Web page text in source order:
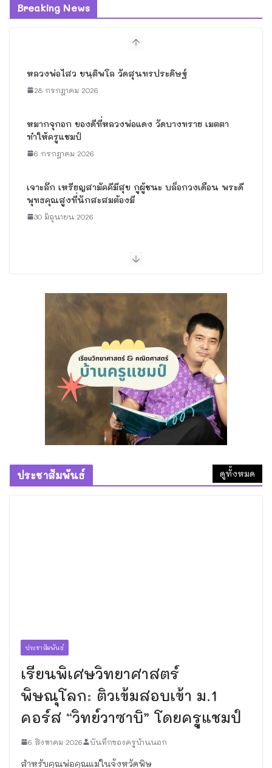
Breaking News
หมากจุกอก ของดีที่หลวงพ่อแดง วัด
29 มิถุนายน 2026
คอร์ส “วิทย์วาซาบิ” โดยครูแชมป์
ทำความดีที่วัดถ้ำพระธรรมมาสน์
1 สิงหาคม 2026
หลวงพ่อไสว ขนฺติพโล วัดสุนทร
ประดิษฐ์
28 กรกฎาคม 2026
ประชาสัมพันธ์ ดูทั้งหมด
ประชาสัมพันธ์
เรียนพิเศษวิทยาศาสตร์
พิษณุโลก: ติวเข้มสอบเข้า ม.1
คอร์ส “วิทย์วาซาบิ” โดยครูแชมป์
6 สิงหาคม 2026 บันทึกของครูบ้านนอก
สำหรับคุณพ่อคุณแม่ในจังหวัดพิษ